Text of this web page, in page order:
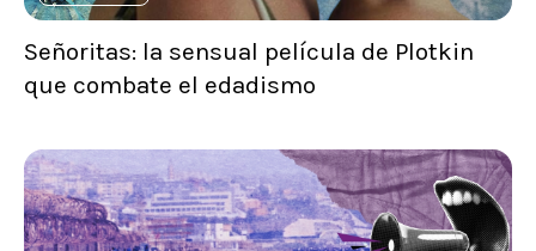
Señoritas: la sensual película de Plotkin
que combate el edadismo